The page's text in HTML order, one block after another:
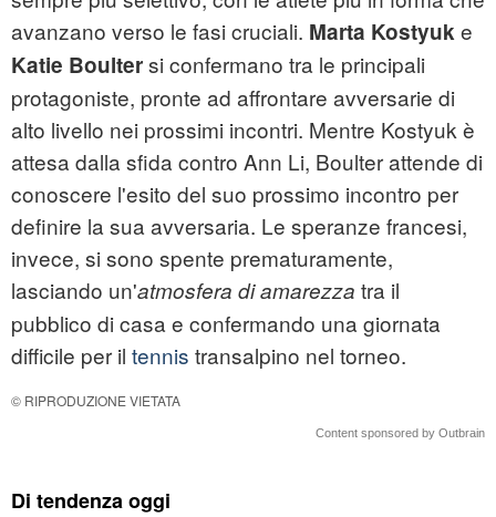
avanzano verso le fasi cruciali. Marta Kostyuke
Katie Boultersi confermano tra le principali
protagoniste, pronte ad affrontare avversarie di
alto livello nei prossimi incontri. Mentre Kostyuk è
attesa dalla sfida contro Ann Li, Boulter attende di
conoscere l'esito del suo prossimo incontro per
definire la sua avversaria. Le speranze francesi,
invece, si sono spente prematuramente,
lasciando un'atmosfera di amarezza tra il
pubblico di casa e confermando una giornata
difficile per il tennis transalpino nel torneo.
© RIPRODUZIONE VIETATA
Content sponsored by Outbrain
Di tendenza oggi